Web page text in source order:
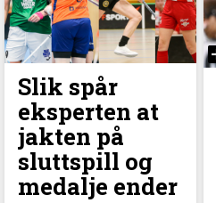
Slik spår
eksperten at
jakten på
sluttspill og
medalje ender